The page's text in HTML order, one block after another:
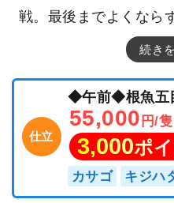
戦。最後までよくなら
続き
仕立
◆午前◆根魚五
55,000円/隻
3,000ポ
カサゴ キジハ